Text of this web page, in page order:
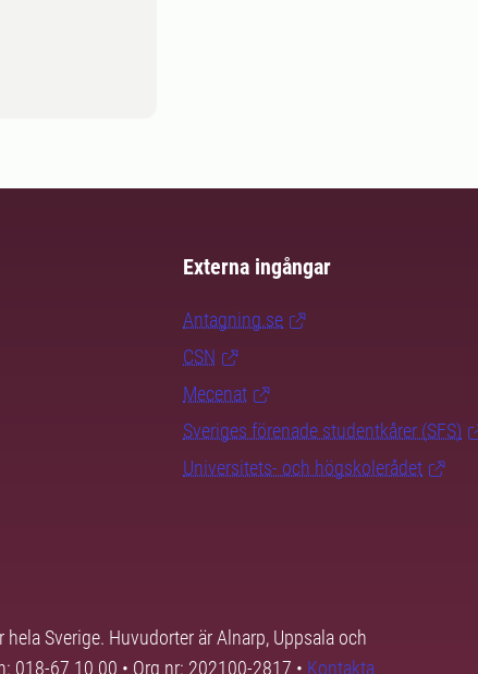
Externa ingångar
Antagning.se
CSN
Mecenat
Sveriges förenade studentkårer (SFS)
Universitets- och högskolerådet
Sverige. Huvudorter är Alnarp, Uppsala och
018-67 10 00 • Org nr: 202100-2817 • Kontakta